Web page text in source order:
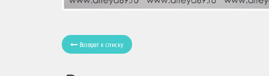
Возврат к списку